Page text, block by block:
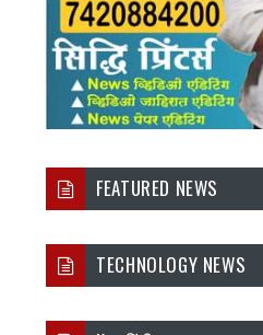
FEATURED NEWS
TECHNOLOGY NEWS